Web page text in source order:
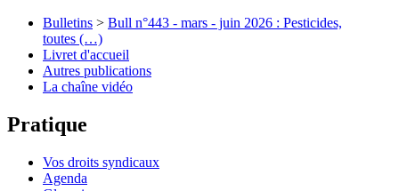
Bulletins > Bull n°443 - mars - juin 2026 : Pesticides,
toutes (…)
Livret d'accueil
Autres publications
La chaîne vidéo
Pratique
Vos droits syndicaux
Agenda